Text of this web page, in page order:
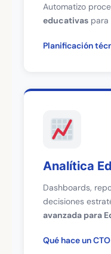
Automatizo
educativas para
Planificación
Analítica
Dashboards,
decisiones
avanzada para
Qué hace un